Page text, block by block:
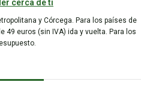
cerca de ti
y Córcega. Para los países de
49 euros (sin IVA) ida y vuelta. Para los